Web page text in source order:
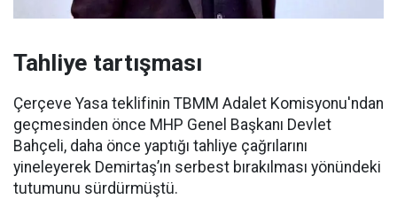
Tahliye tartışması
Çerçeve Yasa teklifinin TBMM Adalet Komisyonu'ndan
geçmesinden önce MHP Genel Başkanı Devlet
Bahçeli, daha önce yaptığı tahliye çağrılarını
yineleyerek Demirtaş’ın serbest bırakılması yönündeki
tutumunu sürdürmüştü.